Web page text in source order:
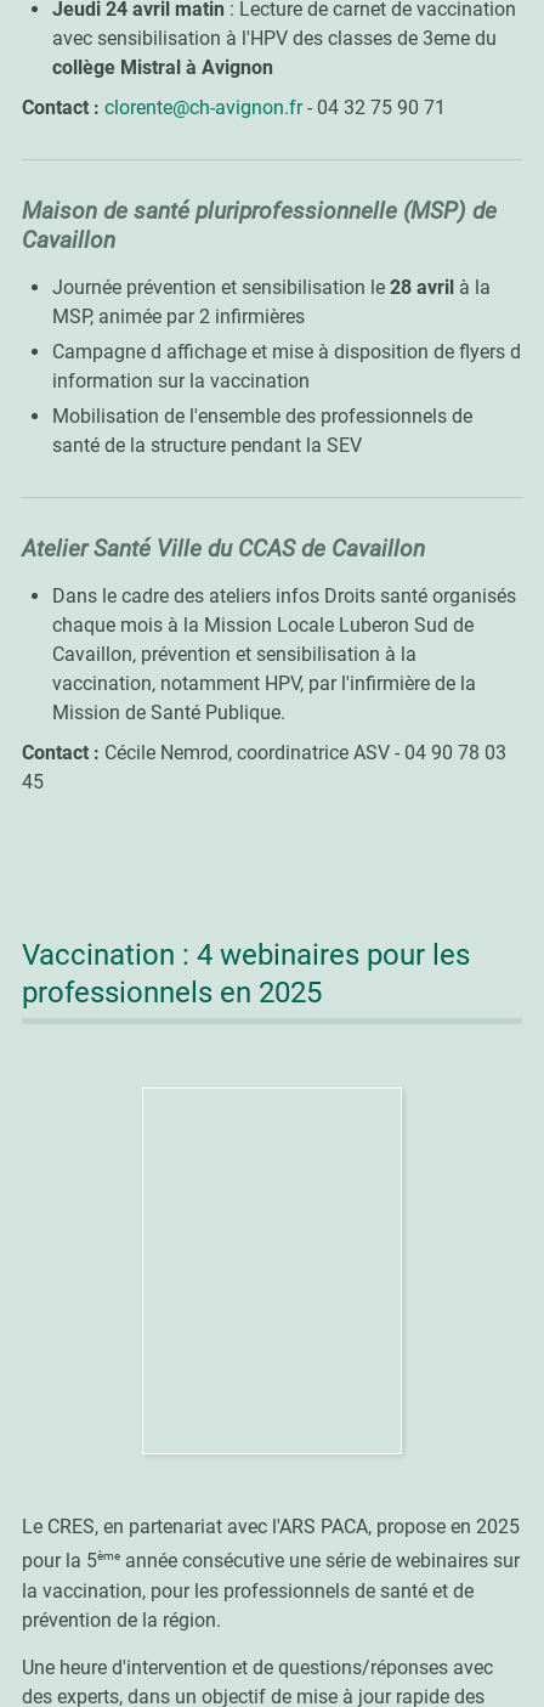
Jeudi 24 avril matin : Lecture de carnet de vaccination
avec sensibilisation à l'HPV des classes de 3eme du
collège Mistral à Avignon
Contact : clorente@ch-avignon.fr- 04 32 75 90 71
Maison de santé pluriprofessionnelle (MSP) de
Cavaillon
Journée prévention et sensibilisation le 28 avril à la
MSP, animée par 2 infirmières
Campagne d affichage et mise à disposition de flyers d
information sur la vaccination
Mobilisation de l'ensemble des professionnels de
santé de la structure pendant la SEV
Atelier Santé Ville du CCAS de Cavaillon
Dans le cadre des ateliers infos Droits santé organisés
chaque mois à la Mission Locale Luberon Sud de
Cavaillon, prévention et sensibilisation à la
vaccination, notamment HPV, par l'infirmière de la
Mission de Santé Publique.
Contact : Cécile Nemrod, coordinatrice ASV - 04 90 78 03
45
Vaccination : 4 webinaires pour les
professionnels en 2025
Le CRES, en partenariat avec l'ARS PACA, propose en 2025
pour la 5èmeannée consécutive une série de webinaires sur
la vaccination, pour les professionnels de santé et de
prévention de la région.
Une heure d'intervention et de questions/réponses avec
des experts, dans un objectif de mise à jour rapide des